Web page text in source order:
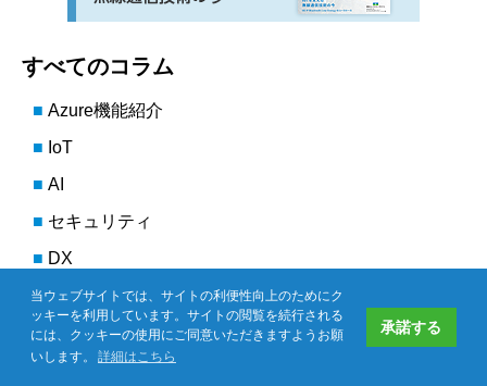
すべてのコラム
Azure機能紹介
IoT
AI
セキュリティ
DX
デバイス
よくある質問 お問い合わせ
当ウェブサイトでは、サイトの利便性向上のためにク
ッキーを利用しています。サイトの閲覧を続行される
には、クッキーの使用にご同意いただきますようお願
いします。
詳細はこちら
承諾する